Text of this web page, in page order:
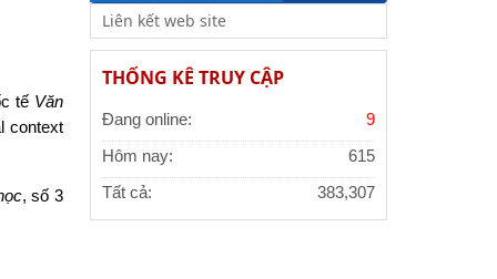
tế Văn
context
, số 3
THỐNG KÊ TRUY CẬP
Đang online: 9
Hôm nay: 615
Tất cả: 383,307